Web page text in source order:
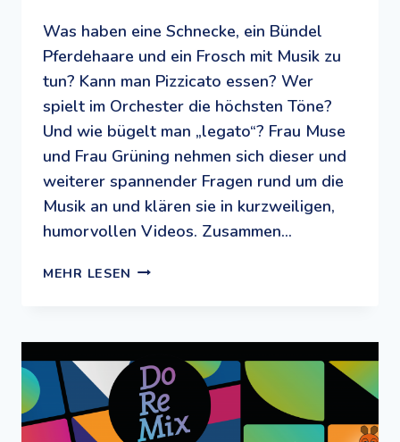
Was haben eine Schnecke, ein Bündel
Pferdehaare und ein Frosch mit Musik zu
tun? Kann man Pizzicato essen? Wer
spielt im Orchester die höchsten Töne?
Und wie bügelt man „legato“? Frau Muse
und Frau Grüning nehmen sich dieser und
weiterer spannender Fragen rund um die
Musik an und klären sie in kurzweiligen,
humorvollen Videos. Zusammen…
MEHR LESEN DAS